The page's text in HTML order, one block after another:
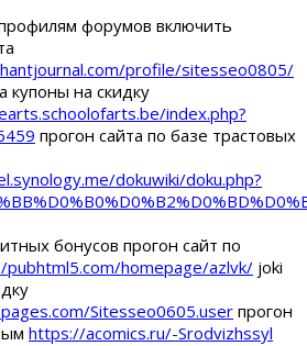
форумов включить
profile/sitesseo0805/
купоны на скидку
index.php?
прогон сайта по базе трастовых
dokuwiki/doku.php?
бонусов прогон сайт по
homepage/azlvk/ joki
Sitesseo0605.user прогон
https://acomics.ru/-Srodvizhssyl